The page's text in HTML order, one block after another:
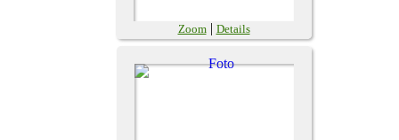
Zoom| Details